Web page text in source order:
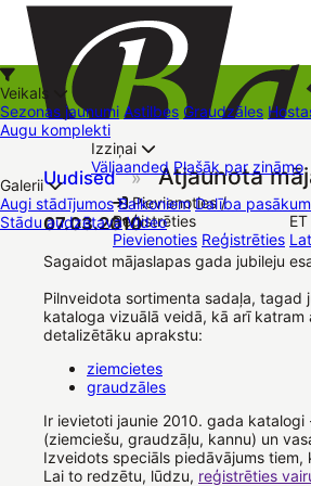
+37126545879 baizas@baizas.lv
Pievienoties /
Reģistrēties
Pievienoties Reģistrēties
ET
Veikals
Sezonas jaunumi Astilbes Graudzāles
Augu komplekti
Kā iepirkties
Izziņai
Väljaanded Plašāk par zināmo
Galerii
Augi stādījumos Balkoniem Dalība
Stādu audzētava Video
Kontaktid Dāvanu kartes
Uudised » Atjaunota
07.03.2010
Sagaidot mājaslapas gada jubileju
Pilnveidota sortimenta sadaļa, tagad
kataloga vizuālā veidā, kā arī
detalizētāku aprakstu:
ziemcietes
graudzāles
Ir ievietoti jaunie 2010. gada
(ziemciešu, graudzāļu, kannu) un
Izveidots speciāls piedāvājums
Lai to redzētu, lūdzu, reģistrēties